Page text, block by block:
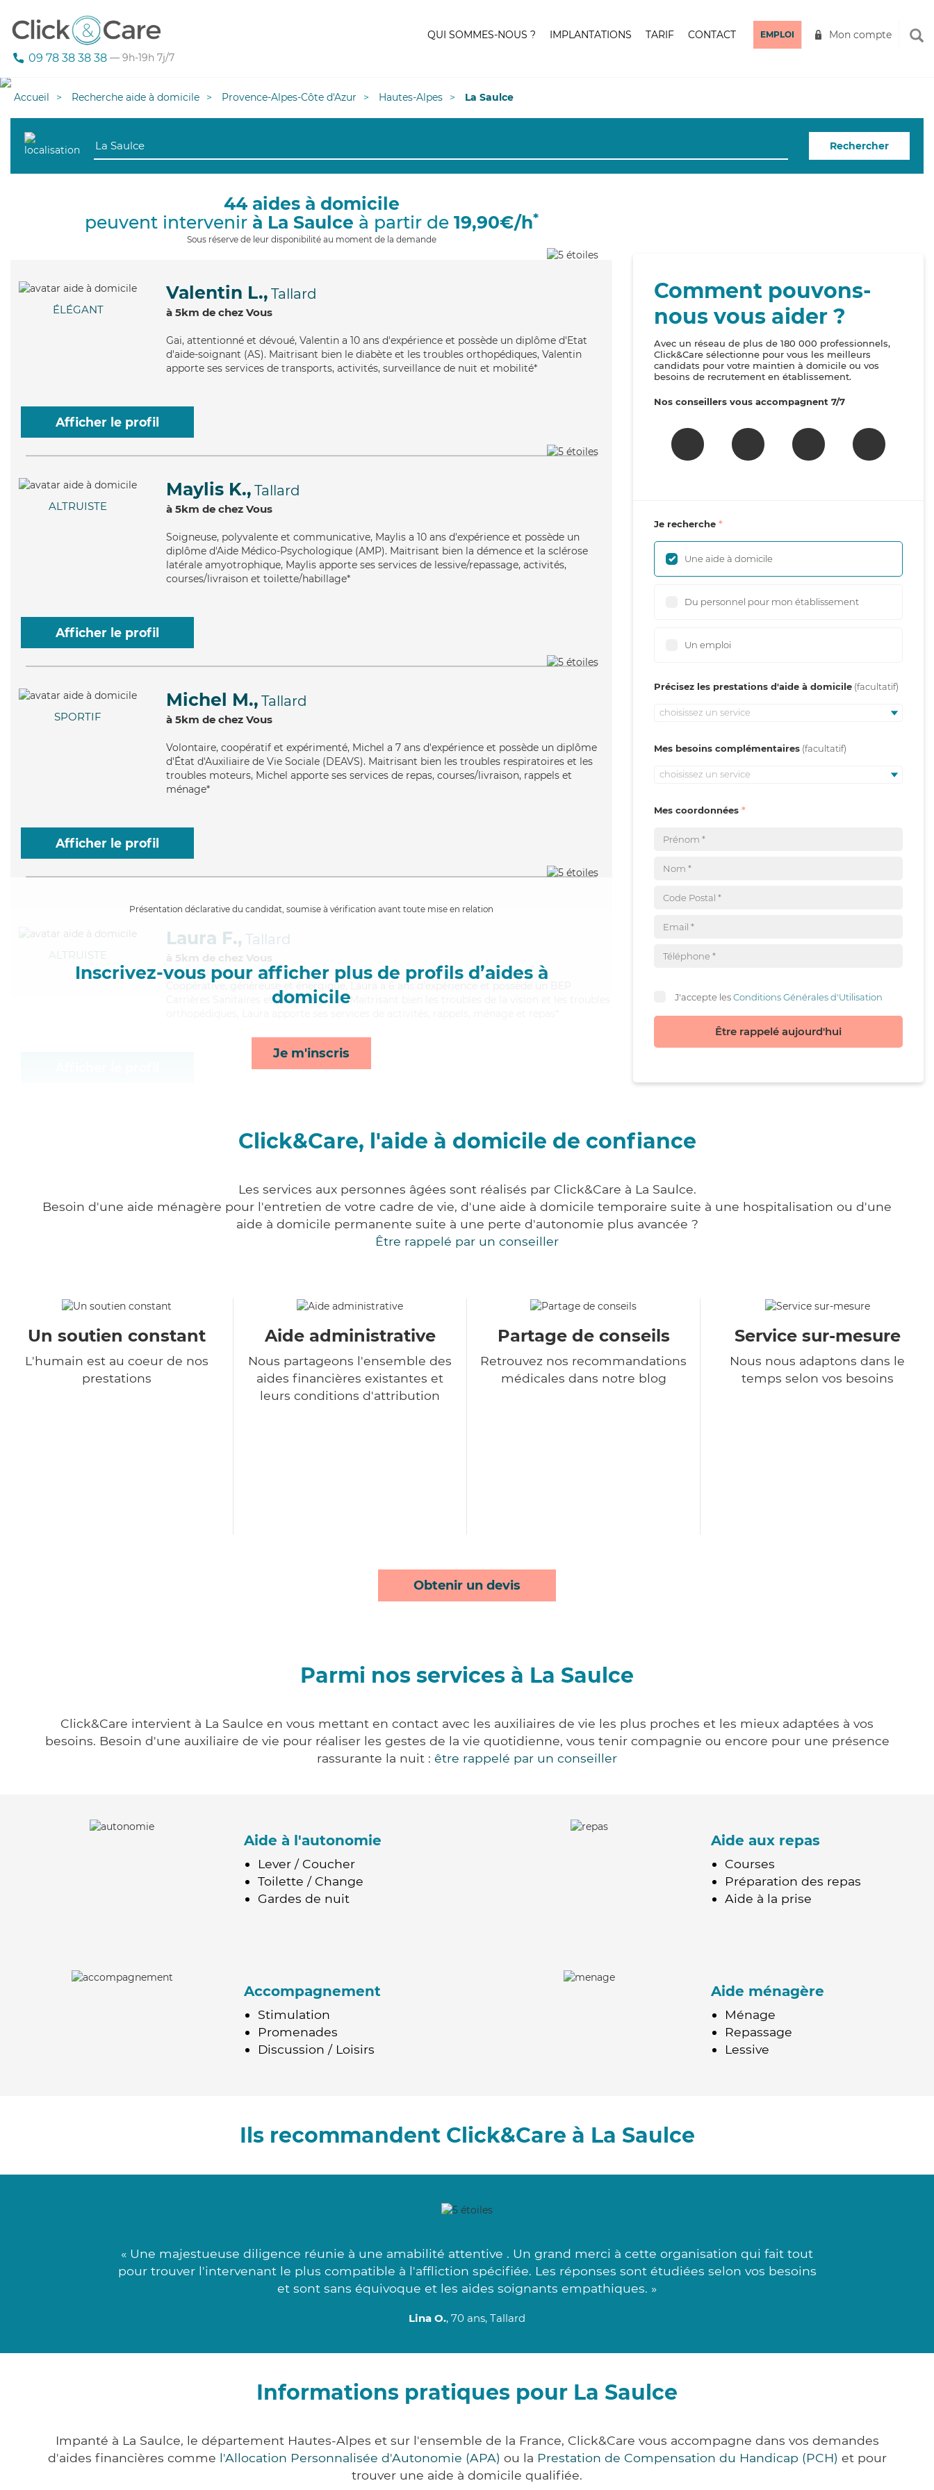
09 78 38 38 38 — 9h-19h 7j/7
QUI SOMMES-NOUS ? IMPLANTATIONS TARIF CONTACT EMPLOI Mon compte
Accueil Recherche aide à domicile Provence-Alpes-Côte d'Azur Hautes-Alpes La Saulce
Rechercher
44 aides à domicile
peuvent intervenir à La Saulce à partir de 19,90€/h*
Sous réserve de leur disponibilité au moment de la demande
ÉLÉGANT
Valentin L., Tallard
à 5km de chez Vous
Gai, attentionné et dévoué, Valentin a 10 ans d'expérience et possède un diplôme d'Etat
d'aide-soignant (AS). Maitrisant bien le diabète et les troubles orthopédiques, Valentin
apporte ses services de transports, activités, surveillance de nuit et mobilité*
Afficher le profil
ALTRUISTE
Maylis K., Tallard
à 5km de chez Vous
Soigneuse, polyvalente et communicative, Maylis a 10 ans d'expérience et possède un
diplôme d'Aide Médico-Psychologique (AMP). Maitrisant bien la démence et la sclérose
latérale amyotrophique, Maylis apporte ses services de lessive/repassage, activités,
courses/livraison et toilette/habillage*
Afficher le profil
SPORTIF
Michel M., Tallard
à 5km de chez Vous
Volontaire, coopératif et expérimenté, Michel a 7 ans d'expérience et possède un diplôme
d'État d'Auxiliaire de Vie Sociale (DEAVS). Maitrisant bien les troubles respiratoires et les
troubles moteurs, Michel apporte ses services de repas, courses/livraison, rappels et
ménage*
Afficher le profil
Présentation déclarative du candidat, soumise à vérification avant toute mise en relation
Inscrivez-vous pour afficher plus de profils d’aides à
domicile
Je m'inscris
ALTRUISTE
Laura F., Tallard
à 5km de chez Vous
Coopérative
, généreuse et énergique, Laura a 6 ans d'expérience et possède un BEP
Carrières Sanitaires et Sociales (CSS). Maitrisant bien les troubles de la vision et les troubles
Comment pouvons-
nous vous aider ?
Avec un réseau de plus de 180 000 professionnels,
Click&Care sélectionne pour vous les meilleurs
candidats pour votre maintien à domicile ou vos
besoins de recrutement en établissement.
Nos conseillers vous accompagnent 7/7
Je recherche
Une aide à domicile
Du personnel pour mon établissement
Un emploi
Précisez les prestations d'aide à domicile
choisissez un service
Mes besoins complémentaires
choisissez un service
Mes coordonnées
J'accepte lesConditions Générales d'Utilisation
Être rappelé aujourd'hui
Click&Care, l'aide à domicile de confiance
Les services aux personnes âgées sont réalisés par Click&Care à La Saulce.
Besoin d'une aide ménagère pour l'entretien de votre cadre de vie, d'une aide à domicile temporaire suite à une hospitalisation ou d'une
aide à domicile permanente suite à une perte d'autonomie plus avancée ?
Être rappelé par un conseiller
Un soutien constant
L'humain est au coeur de nos
prestations
Aide administrative
Nous partageons l'ensemble des
aides financières existantes et
leurs conditions d'attribution
Partage de conseils
Retrouvez nos recommandations
médicales dans notre blog
Service sur-mesure
Nous nous adaptons dans le
temps selon vos besoins
Obtenir un devis
Parmi nos services à La Saulce
Click&Care intervient à La Saulce en vous mettant en contact avec les auxiliaires de vie les plus proches et les mieux adaptées à vos
besoins. Besoin d'une auxiliaire de vie pour réaliser les gestes de la vie quotidienne, vous tenir compagnie ou encore pour une présence
rassurante la nuit : être rappelé par un conseiller
Aide à l'autonomie
Lever / Coucher
Toilette / Change
Gardes de nuit
Aide aux repas
Courses
Préparation des repas
Aide à la prise
Accompagnement
Stimulation
Promenades
Discussion / Loisirs
Aide ménagère
Ménage
Repassage
Lessive
Ils recommandent Click&Care à La Saulce
« Une majestueuse diligence réunie à une amabilité attentive . Un grand merci à cette organisation qui fait tout
pour trouver l'intervenant le plus compatible à l'affliction spécifiée. Les réponses sont étudiées selon vos besoins
et sont sans équivoque et les aides soignants empathiques. »
Lina O., 70 ans, Tallard
Informations pratiques pour La Saulce
Impanté à La Saulce, le département Hautes-Alpes et sur l'ensemble de la France, Click&Care vous accompagne dans vos demandes
d'aides financières comme l'Allocation Personnalisée d'Autonomie (APA) ou la Prestation de Compensation du Handicap (PCH) et pour
trouver une aide à domicile qualifiée.